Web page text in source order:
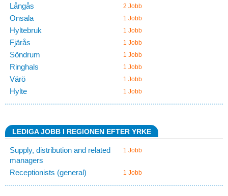
Långås 2 Jobb
Onsala 1 Jobb
Hyltebruk 1 Jobb
Fjärås 1 Jobb
Söndrum 1 Jobb
Ringhals 1 Jobb
Värö 1 Jobb
Hylte 1 Jobb
LEDIGA JOBB I REGIONEN EFTER YRKE
Supply, distribution and related
managers
1 Jobb
Receptionists (general) 1 Jobb